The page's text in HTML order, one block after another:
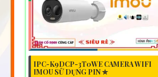
IPC-K9DCP-3T0WE CAMERA WIFI
IMOU SỬ DỤNG PIN ✮